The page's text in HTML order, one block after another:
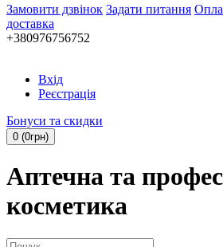
Замовити дзвінок Задати питання
доставка
+380976756752
Вхід
Реєстрація
Бонуси та скидки
0 (0грн)
Аптечна та
косметика